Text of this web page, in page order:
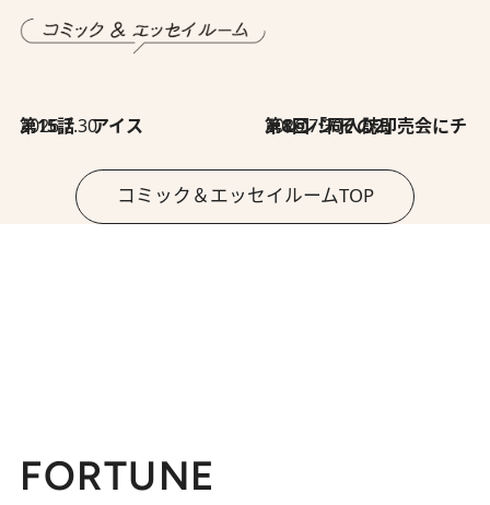
2026.7.30
第15話 アイス 2026.7.30
第8回「同人誌即売会にチャレンジ その2」
コミック＆エッセイルームTOP
FORTUNE